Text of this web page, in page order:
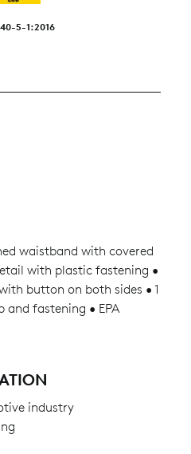
5-1:2016
waistband with covered
with plastic fastening •
button on both sides • 1
fastening • EPA
industry